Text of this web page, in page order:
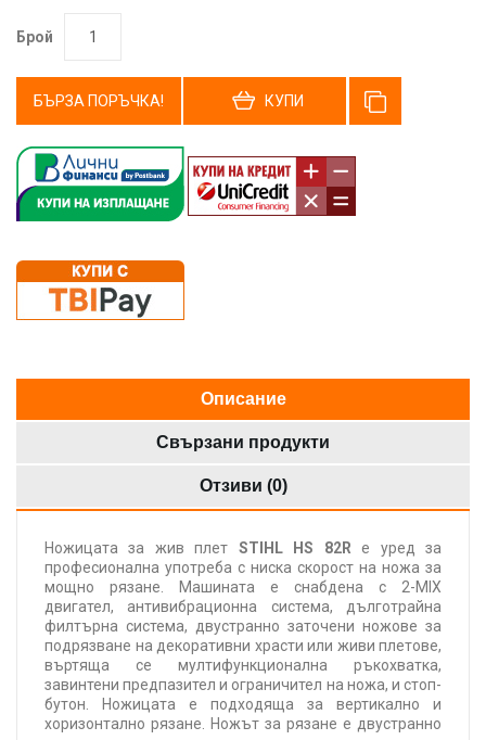
Брой
БЪРЗА ПОРЪЧКА! КУПИ
Описание
Свързани продукти
Отзиви (0)
Ножицата за жив плет STIHL HS 82R е уред за
професионална употреба с ниска скорост на ножа за
мощно рязане. Машината е снабдена с 2-МІХ
двигател, антивибрационна система, дълготрайна
филтърна система, двустранно заточени ножове за
подрязване на декоративни храсти или живи плетове,
въртяща се мултифункционална ръкохватка,
завинтени предпазител и ограничител на ножа, и стоп-
бутон. Ножицата е подходяща за вертикално и
хоризонтално рязане. Ножът за рязане е двустранно